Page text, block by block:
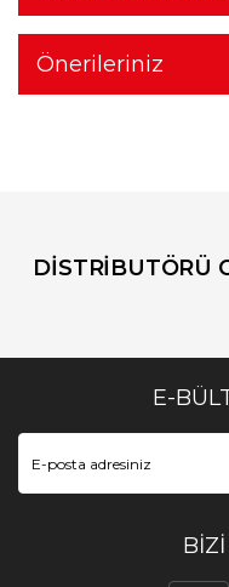
Önerileriniz
DİSTRİBUTÖRÜ
E-